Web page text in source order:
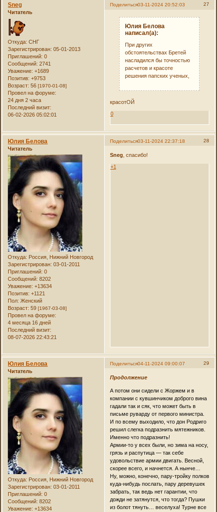
Поделиться 27
03-11-2024 20:52:03
Sneg
Читатель
Откуда: СНГ
Зарегистрирован: 05-01-2013
Приглашений: 0
Сообщений: 2741
Уважение: +1689
Позитив: +9753
Возраст: 56[1970-01-08]
Провел на форуме:
24 дня 2 часа
Последний визит:
06-02-2026 05:02:01
Юлия Белова
написал(а):
При других
обстоятельствах Бретей
насладился бы точностью
расчетов и красоте
решения папских ученых,
красотОЙ
0
Поделиться 28
03-11-2024 22:37:18
Юлия Белова
Читатель
Откуда: Россия, Нижний Новгород
Зарегистрирован: 03-01-2011
Приглашений: 0
Сообщений: 8202
Уважение: +13634
Позитив: +1121
Пол: Женский
Возраст: 59[1967-03-08]
Провел на форуме:
4 месяца 16 дней
Последний визит:
08-07-2026 22:43:21
Sneg , спасибо!
+1
Поделиться 29
04-11-2024 09:00:07
Юлия Белова
Читатель
Откуда: Россия, Нижний Новгород
Зарегистрирован: 03-01-2011
Приглашений: 0
Сообщений: 8202
Уважение: +13634
Продолжение
А потом они сидели с Жоржем и в
компании с кувшинчиком доброго вина
гадали так и сяк, что может быть в
письме руварду от первого министра.
И по всему выходило, что дон Родриго
решил слегка подразнить мятежников.
Именно что подразнить!
Армии-то у всех были, но зима на носу,
грязь и распутица — так себе
удовольствие армии двигать. Весной,
скорее всего, и начнется. А нынче…
Ну, можно, конечно, пару-тройку полков
куда-нибудь послать, пару деревушек
забрать, так ведь нет гарантии, что
дожди не затянутся, что тогда? Пушки
из болот тянуть… веселуха! Турне все